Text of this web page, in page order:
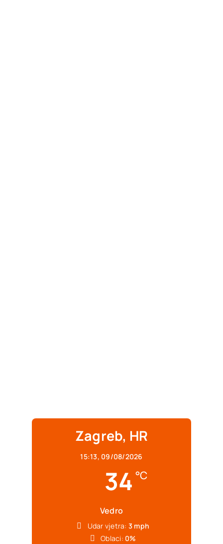
Zagreb, HR
15:13, 09/08/2026
34 °C
Vedro
Udar vjetra: 3 mph
Oblaci: 0%